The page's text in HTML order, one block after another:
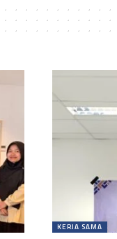
KERJA SAMA